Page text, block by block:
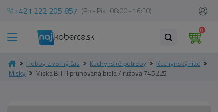
+421 222 205 857 (Po - Pia 08:00 - 16:30)
0
Hobby a voľný čas Kuchynské potreby
Kuchynský riad
Misky
Miska BITTI pruhovaná biela / ružová 745225